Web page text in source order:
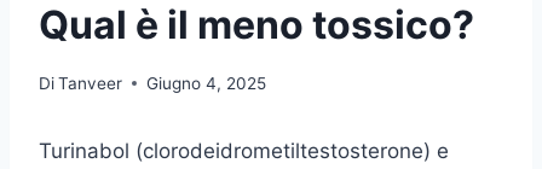
Qual è il meno tossico?
DiTanveer Giugno 4, 2025
Turinabol (clorodeidrometiltestosterone) e